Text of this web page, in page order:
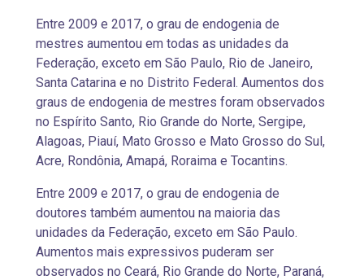
Entre 2009 e 2017, o grau de endogenia de
mestres aumentou em todas as unidades da
Federação, exceto em São Paulo, Rio de Janeiro,
Santa Catarina e no Distrito Federal. Aumentos dos
graus de endogenia de mestres foram observados
no Espírito Santo, Rio Grande do Norte, Sergipe,
Alagoas, Piauí, Mato Grosso e Mato Grosso do Sul,
Acre, Rondônia, Amapá, Roraima e Tocantins.
Entre 2009 e 2017, o grau de endogenia de
doutores também aumentou na maioria das
unidades da Federação, exceto em São Paulo.
Aumentos mais expressivos puderam ser
observados no Ceará, Rio Grande do Norte, Paraná,